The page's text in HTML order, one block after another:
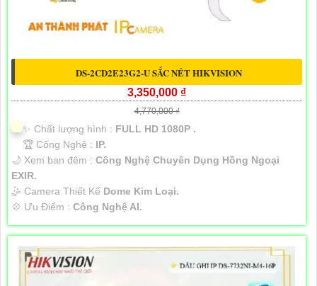
DS-2CD2E23G2-U SẮC NÉT HIKVISION
3,350,000 ₫
4,770,000 ₫
✨ Chất lượng hình : FULL HD 1080P .
🏆 Công Nghệ : IP.
🌙 Xem ban đêm : Công Nghệ Chuyên Dụng Hồng Ngoại
EXIR.
🤹 Camera Thiết Kế Dome Kim Loại.
️💠 Ưu Điểm : Công Nghệ AI.